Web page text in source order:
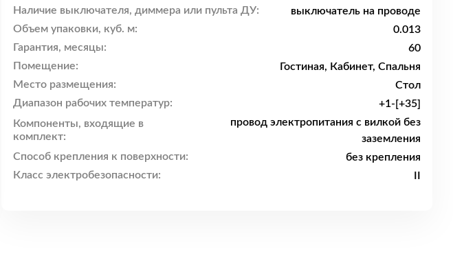
Наличие выключателя, диммера или пульта ДУ:
выключатель на проводе
Объем упаковки, куб. м:
0.013
Гарантия, месяцы:
60
Помещение:
Гостиная, Кабинет, Спальня
Место размещения:
Стол
Диапазон рабочих температур:
+1-[+35]
Компоненты, входящие в
комплект:
провод электропитания с вилкой без
заземления
Способ крепления к поверхности:
без крепления
Класс электробезопасности:
II